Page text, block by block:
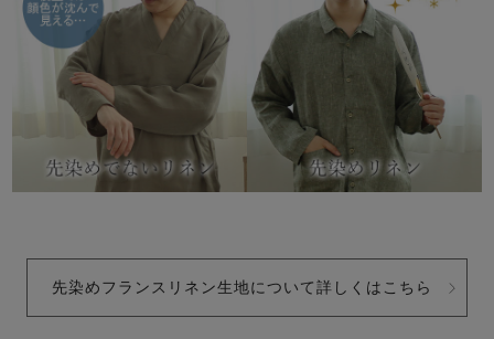
先染めフランスリネン生地について詳しくはこちら